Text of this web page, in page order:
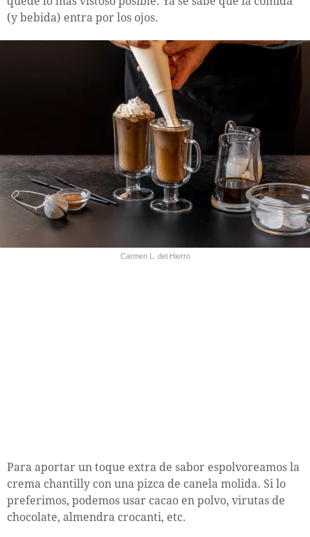
(y bebida) entra por los ojos.
Carmen L. del Hierro
Para aportar un toque extra de sabor espolvoreamos la
crema chantilly con una pizca de canela molida. Si lo
preferimos, podemos usar cacao en polvo, virutas de
chocolate, almendra crocanti, etc.